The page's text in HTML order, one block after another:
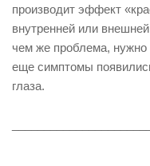
производит эффект
внутренней или
чем же проблема, нужно
еще симптомы
глаза.